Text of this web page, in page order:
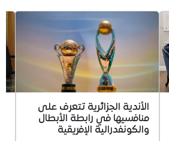
الأندية الجزائرية تتعرف على
منافسيها في رابطة الأبطال
والكونفدرالية الإفريقية